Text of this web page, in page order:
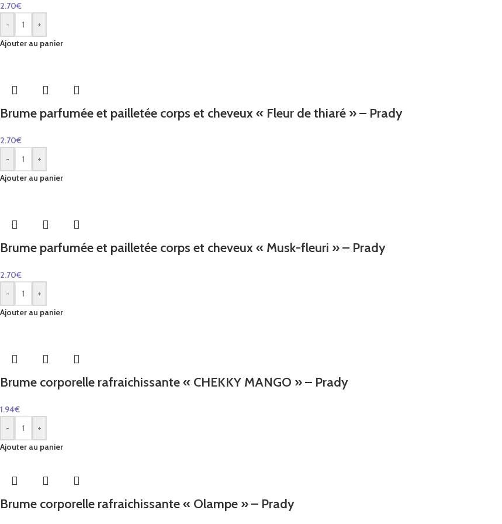
2.70€
-
+
Ajouter au panier
Brume parfumée et pailletée corps et cheveux « Fleur de thiaré » – Prady
2.70€
-
+
Ajouter au panier
Brume parfumée et pailletée corps et cheveux « Musk-fleuri » – Prady
2.70€
-
+
Ajouter au panier
Brume corporelle rafraichissante « CHEKKY MANGO » – Prady
1.94€
-
+
Ajouter au panier
Brume corporelle rafraichissante « Olampe » – Prady